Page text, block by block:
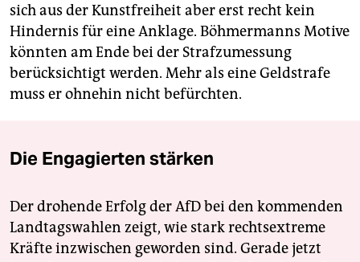
sich aus der Kunstfreiheit aber erst recht kein
Hindernis für eine Anklage. Böhmermanns Motive
könnten am Ende bei der Strafzumessung
berücksichtigt werden. Mehr als eine Geldstrafe
muss er ohnehin nicht befürchten.
Die Engagierten stärken
Der drohende Erfolg der AfD bei den kommenden
Landtagswahlen zeigt, wie stark rechtsextreme
Kräfte inzwischen geworden sind. Gerade jetzt